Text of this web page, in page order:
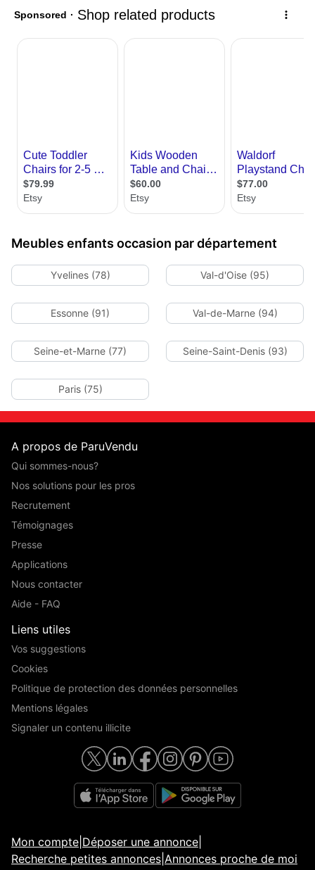
Meubles enfants occasion par département
Yvelines (78) Val-d'Oise (95)
Essonne (91) Val-de-Marne (94)
Seine-et-Marne (77) Seine-Saint-Denis (93)
Paris (75)
A propos de ParuVendu
Qui sommes-nous?
Nos solutions pour les pros
Recrutement
Témoignages
Presse
Applications
Nous contacter
Aide - FAQ
Liens utiles
Vos suggestions
Cookies
Politique de protection des données personnelles
Mentions légales
Signaler un contenu illicite
Mon compte Déposer une annonce
Recherche petites annonces Annonces proche de moi